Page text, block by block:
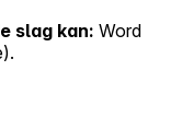
slag kan: Word